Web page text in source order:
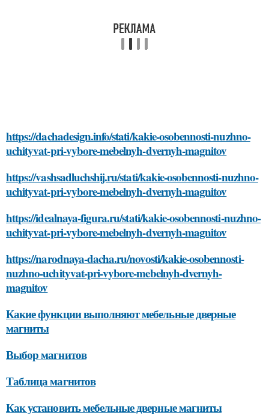
https://dachadesign.info/stati/kakie-osobennosti-nuzhno-
uchityvat-pri-vybore-mebelnyh-dvernyh-magnitov
https://vashsadluchshij.ru/stati/kakie-osobennosti-nuzhno-
uchityvat-pri-vybore-mebelnyh-dvernyh-magnitov
https://idealnaya-figura.ru/stati/kakie-osobennosti-nuzhno-
uchityvat-pri-vybore-mebelnyh-dvernyh-magnitov
https://narodnaya-dacha.ru/novosti/kakie-osobennosti-
nuzhno-uchityvat-pri-vybore-mebelnyh-dvernyh-
magnitov
Какие функции выполняют мебельные дверные
магниты
Выбор магнитов
Таблица магнитов
Как установить мебельные дверные магниты